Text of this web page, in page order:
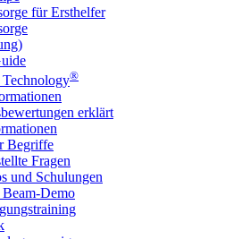
für Ersthelfer
®
erklärt
Begriffe
Fragen
und Schulungen
Demo